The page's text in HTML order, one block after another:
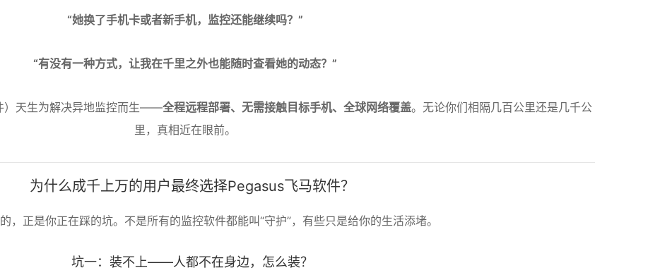
“她换了手机卡或者新手机，监控还能继续吗？”
“有没有一种方式，让我在千里之外也能随时查看她的动态？”
）天生为解决异地监控而生——全程远程部署、无需接触目标手机、全球网络覆盖。无论你们相隔几百公里还是几千公
里，真相近在眼前。
为什么成千上万的用户最终选择Pegasus飞马软件？
，正是你正在踩的坑。不是所有的监控软件都能叫“守护”，有些只是给你的生活添堵。
坑一：装不上——人都不在身边，怎么装？